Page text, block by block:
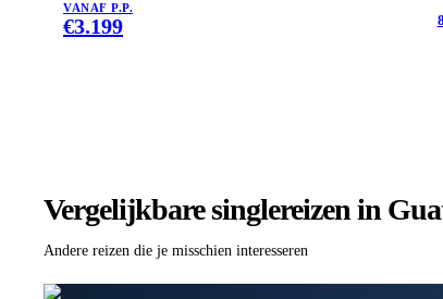
VANAF P.P.
€3.199
Vergelijkbare singlereizen in
Andere reizen die je misschien interesseren